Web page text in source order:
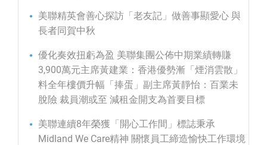
美聯精英會善心探訪「老友記」做善事顯愛心 與
長者同賀中秋
優化奏效扭虧為盈 美聯集團公佈中期業績轉賺
3,900萬元主席黃建業：香港優勢漸「煙消雲散」
料全年樓價升幅「捧蛋」副主席黃靜怡：百業未
脫險 裁員潮或至 減租金開支為首要目標
美聯連續8年榮獲「開心工作間」標誌秉承
Midland We Care精神 關懷員工締造愉快工作環境